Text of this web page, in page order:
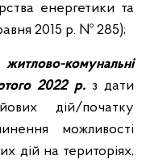
енергетики та
2015 р. № 285);
комунальні
2022 р.з дати
дій/початку
можливості
дій на територіях,